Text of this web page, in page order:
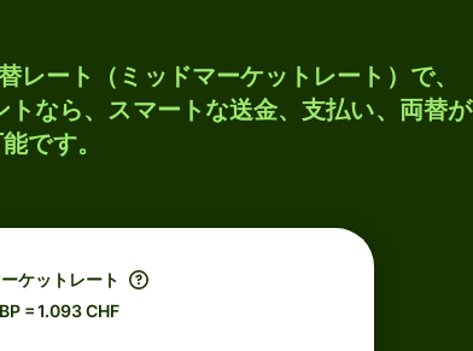
ート（ミッドマーケットレート）で、
なら、スマートな送金、支払い、両替が
です。
ケットレート
= 1.093 CHF